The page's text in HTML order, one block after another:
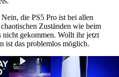
Nein, die PS5 Pro ist bei allen
Zuständen wie beim
nicht gekommen. Wollt ihr jetzt
ist das problemlos möglich.